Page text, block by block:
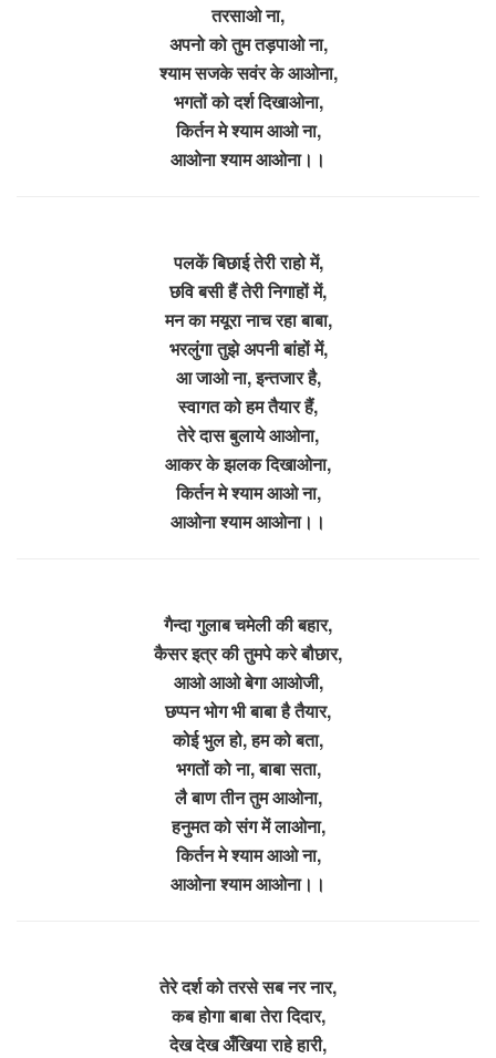
तरसाओ ना,
अपनो को तुम तड़पाओ ना,
श्याम सजके सवंर के आओना,
भगतों को दर्श दिखाओना,
किर्तन मे श्याम आओ ना,
आओना श्याम आओना।।
पलकें बिछाई तेरी राहो में,
छवि बसी हैं तेरी निगाहों में,
मन का मयूरा नाच रहा बाबा,
भरलुंगा तुझे अपनी बांहों में,
आ जाओ ना, इन्तजार है,
स्वागत को हम तैयार हैं,
तेरे दास बुलाये आओना,
आकर के झलक दिखाओना,
किर्तन मे श्याम आओ ना,
आओना श्याम आओना।।
गैन्दा गुलाब चमेली की बहार,
कैसर इत्र की तुमपे करे बौछार,
आओ आओ बेगा आओजी,
छप्पन भोग भी बाबा है तैयार,
कोई भुल हो, हम को बता,
भगतों को ना, बाबा सता,
लै बाण तीन तुम आओना,
हनुमत को संग में लाओना,
किर्तन मे श्याम आओ ना,
आओना श्याम आओना।।
तेरे दर्श को तरसे सब नर नार,
कब होगा बाबा तेरा दिदार,
देख देख अँखिया राहे हारी,